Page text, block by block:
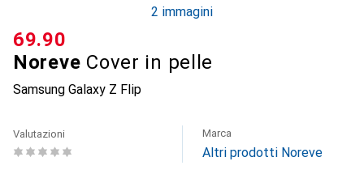
2 immagini
Noreve Cover in pelle
Samsung Galaxy Z Flip
CHF
69.90
Valutazioni Marca
Altri prodotti Noreve